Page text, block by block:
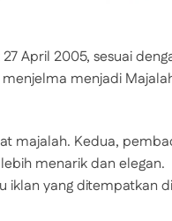
April 2005, sesuai
menjadi
majalah. Kedua,
menarik dan elegan.
iklan yang ditempatkan di